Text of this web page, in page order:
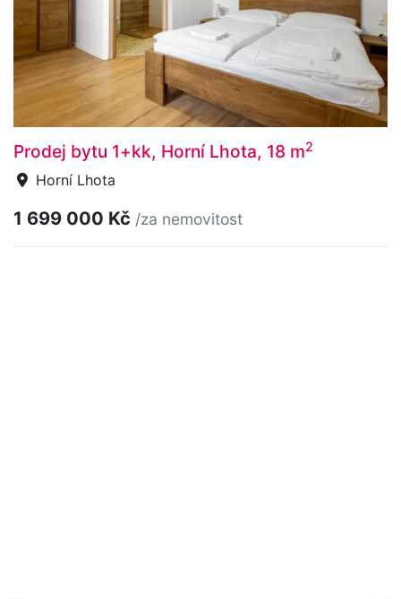
Prodej bytu 1+kk, Horní Lhota, 18 m2
Horní Lhota
1 699 000 Kč /za nemovitost